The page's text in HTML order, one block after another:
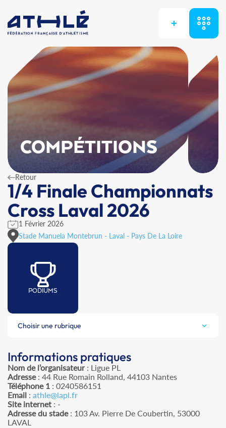
+
COMPÉTITIONS
Retour
1/4 Finale Championnats
Cross Laval 2026
1 Février 2026
Stade Manuela Montebrun - Laval - Pays De La Loire
PODIUMS
Choisir une rubrique
Informations pratiques
Nom de l’organisateur: Ligue PL
Adresse: 44 Rue Romain Rolland, 44103 Nantes
Téléphone 1 : 0240586151
Email : athle@lapl.fr
Site internet : -
Adresse du stade: 103 Av. Pierre De Coubertin, 53000
LAVAL